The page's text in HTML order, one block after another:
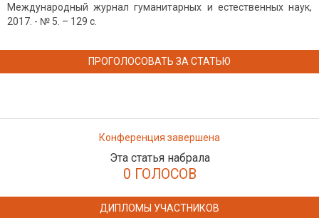
Международный журнал гуманитарных и естественных наук,
2017. - № 5. – 129 с.
ПРОГОЛОСОВАТЬ ЗА СТАТЬЮ
Конференция завершена
Эта статья набрала
0 ГОЛОСОВ
ДИПЛОМЫ УЧАСТНИКОВ